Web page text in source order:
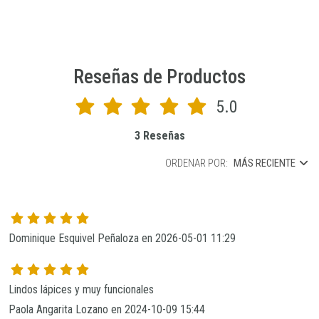
Reseñas de Productos
5.0
3 Reseñas
ORDENAR POR: MÁS RECIENTE
Dominique Esquivel Peñaloza en 2026-05-01 11:29
Lindos lápices y muy funcionales
Paola Angarita Lozano en 2024-10-09 15:44